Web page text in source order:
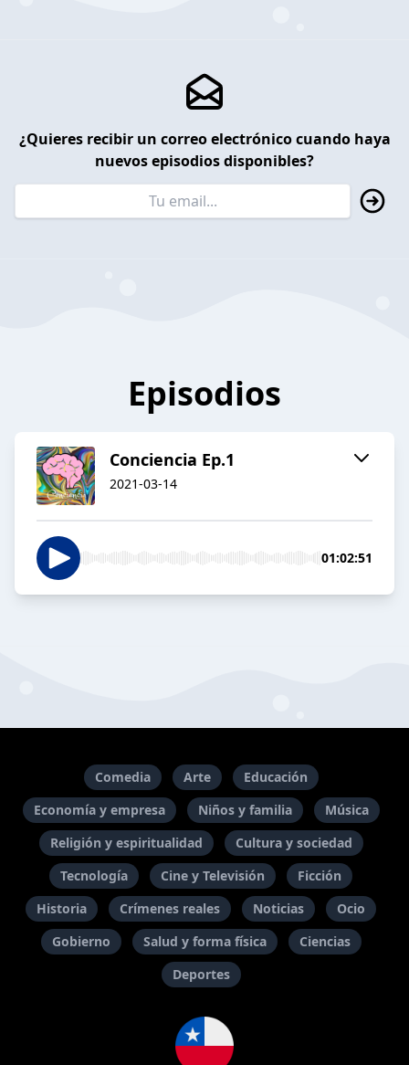
¿Quieres recibir un correo electrónico cuando haya
nuevos episodios disponibles?
Episodios
Conciencia Ep.1
2021-03-14
01:02:51
Comedia Arte
Educación
Economía y empresa
Niños y familia
Música
Religión y espiritualidad
Cultura y sociedad
Tecnología
Cine y Televisión
Ficción
Historia
Crímenes reales Noticias
Ocio
Gobierno
Salud y forma física
Ciencias
Deportes